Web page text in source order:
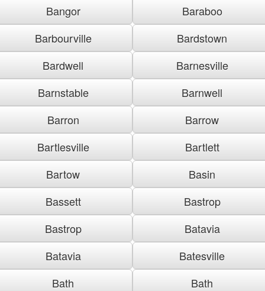
Bangor
Baraboo
Barbourville
Bardstown
Bardwell
Barnesville
Barnstable
Barnwell
Barron
Barrow
Bartlesville
Bartlett
Bartow
Basin
Bassett
Bastrop
Bastrop
Batavia
Batavia
Batesville
Bath
Bath